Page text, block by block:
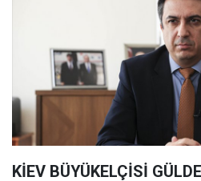
KİEV BÜYÜKELÇİSİ